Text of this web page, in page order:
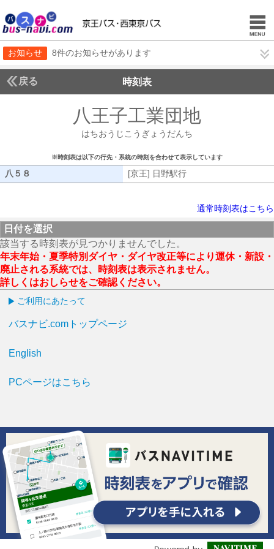
お知らせ 8件のお知らせがあります
戻る 時刻表
八王子工業団地
はちおうじこうぎょうだんち
※時刻表は以下の行先・系統の時刻を合わせて表示しています
八５８ [京王] 日野駅行
通常時刻表はこちら
日付を選択
該当する時刻表が見つかりませんでした。
年末年始・夏季特別ダイヤ・ダイヤ改正等により運休・新設・
廃止される系統では、時刻表は表示されません。
詳しくはおしらせをご確認ください。
ご利用にあたって
バスナビ.comトップページ
English
PCページはこちら